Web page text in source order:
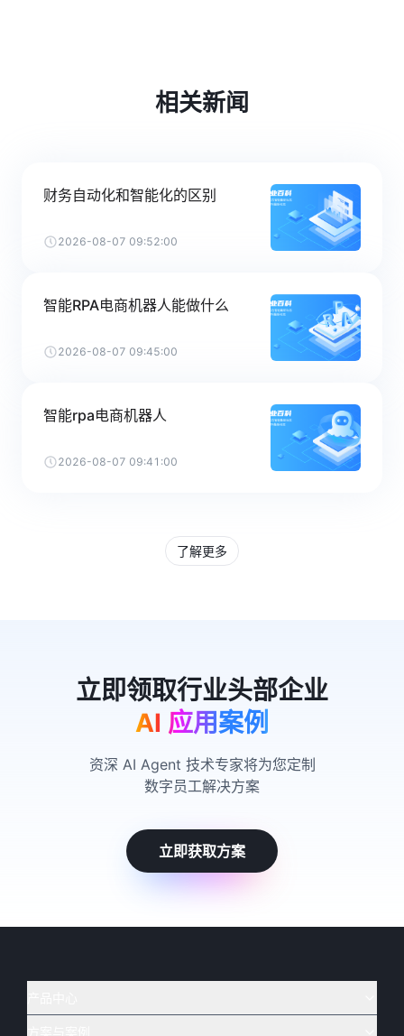
相关新闻
财务自动化和智能化的区别
2026-08-07 09:52:00
智能RPA电商机器人能做什么
2026-08-07 09:45:00
智能rpa电商机器人
2026-08-07 09:41:00
了解更多
AI 应用案例
资深 AI Agent 技术专家将为您定制
数字员工解决方案
立即获取方案